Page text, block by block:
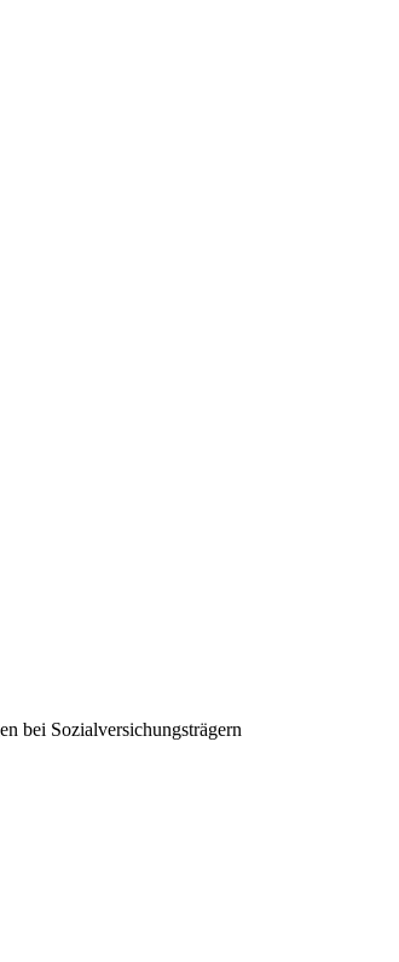
bei Sozialversichungsträgern